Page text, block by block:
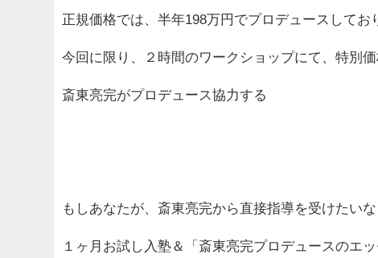
正規価格では、半年198万円でプロデュースしてお
今回に限り、２時間のワークショップにて、特別価
斎東亮完がプロデュース協力する
もしあなたが、斎東亮完から直接指導を受けたいな
１ヶ月お試し入塾＆「斎東亮完プロデュースのエ